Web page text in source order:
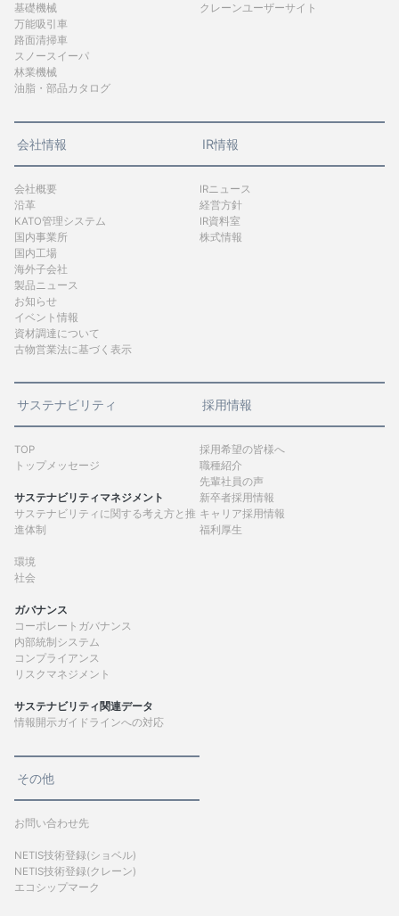
基礎機械
万能吸引車
路面清掃車
スノースイーパ
林業機械
油脂・部品カタログ
クレーンユーザーサイト
会社情報
会社概要
沿革
KATO管理システム
国内事業所
国内工場
海外子会社
製品ニュース
お知らせ
イベント情報
資材調達について
古物営業法に基づく表示
IR情報
IRニュース
経営方針
IR資料室
株式情報
サステナビリティ
TOP
トップメッセージ
サステナビリティマネジメント
サステナビリティに関する考え方と推
進体制
環境
社会
ガバナンス
コーポレートガバナンス
内部統制システム
コンプライアンス
リスクマネジメント
サステナビリティ関連データ
情報開示ガイドラインへの対応
採用情報
採用希望の皆様へ
職種紹介
先輩社員の声
新卒者採用情報
キャリア採用情報
福利厚生
その他
お問い合わせ先
NETIS技術登録(ショベル)
NETIS技術登録(クレーン)
エコシップマーク